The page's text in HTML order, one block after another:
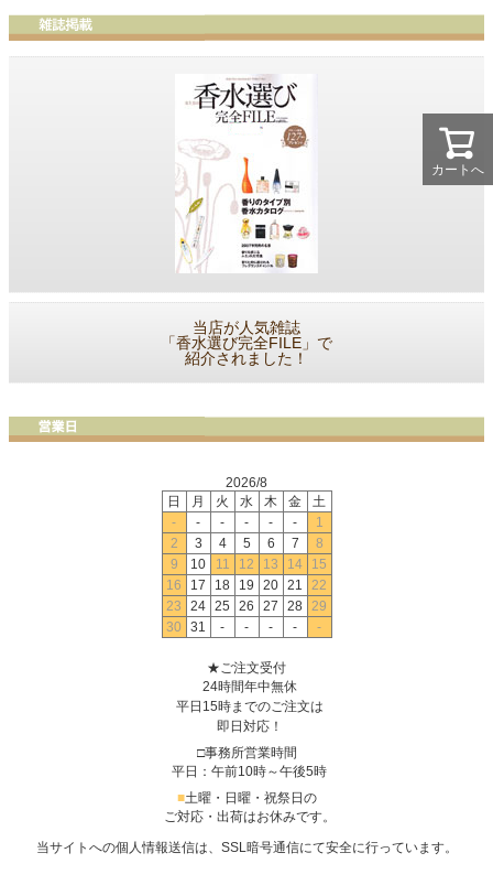
カートへ
当店が人気雑誌
「香水選び完全FILE」で
紹介されました！
2026/8
日
月 火 水 木 金
土
-
- - - - -
1
2
3 4 5 6 7
8
9
10 11 12 13 14
15
16
17 18 19 20 21
22
23
24 25 26 27 28 29
30
31 - - - - -
★ご注文受付
24時間年中無休
平日15時までのご注文は
即日対応！
□事務所営業時間
平日：午前10時～午後5時
■土曜・日曜・祝祭日の
ご対応・出荷はお休みです。
当サイトへの個人情報送信は、SSL暗号通信にて安全に行っています。